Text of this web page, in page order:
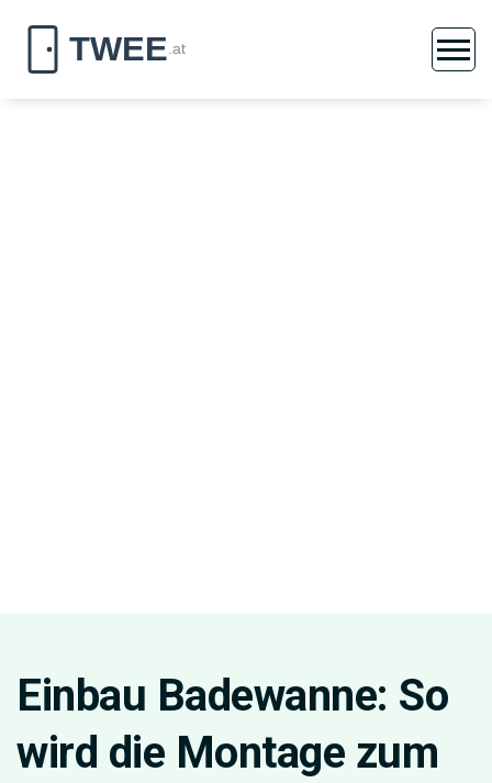
Einbau Badewanne: So
wird die Montage zum